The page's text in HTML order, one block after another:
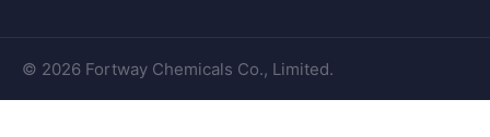
© 2026 Fortway Chemicals Co., Limited.